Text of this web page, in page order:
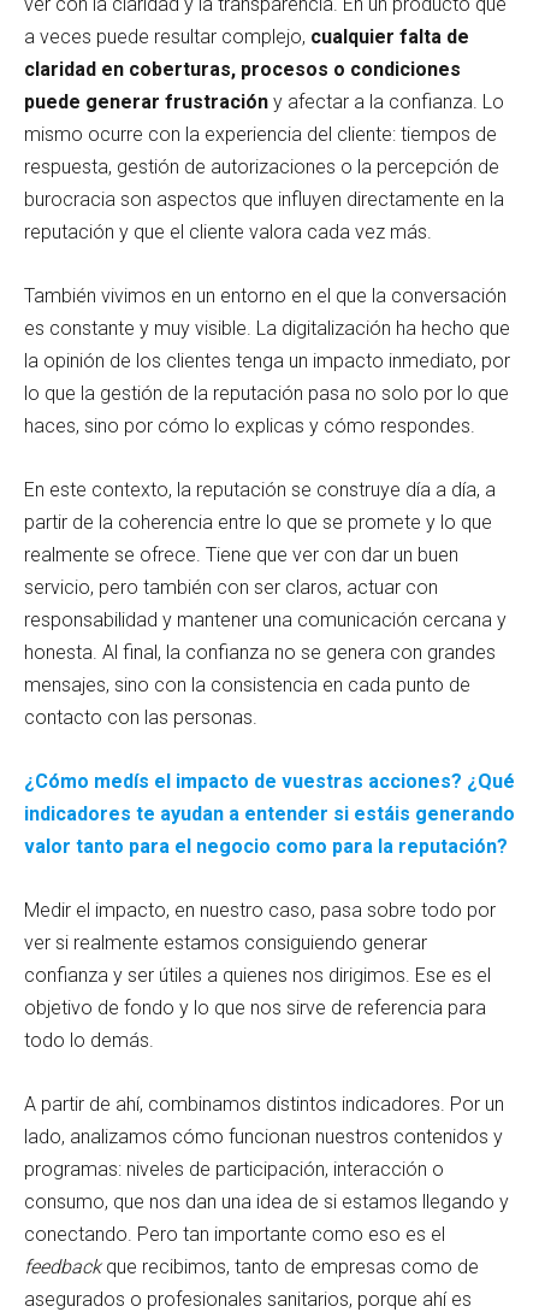
a veces puede resultar complejo, cualquier falta de
claridad en coberturas, procesos o condiciones
puede generar frustración y afectar a la confianza. Lo
mismo ocurre con la experiencia del cliente: tiempos de
respuesta, gestión de autorizaciones o la percepción de
burocracia son aspectos que influyen directamente en la
reputación y que el cliente valora cada vez más.
También vivimos en un entorno en el que la conversación
es constante y muy visible. La digitalización ha hecho que
la opinión de los clientes tenga un impacto inmediato, por
lo que la gestión de la reputación pasa no solo por lo que
haces, sino por cómo lo explicas y cómo respondes.
En este contexto, la reputación se construye día a día, a
partir de la coherencia entre lo que se promete y lo que
realmente se ofrece. Tiene que ver con dar un buen
servicio, pero también con ser claros, actuar con
responsabilidad y mantener una comunicación cercana y
honesta. Al final, la confianza no se genera con grandes
mensajes, sino con la consistencia en cada punto de
contacto con las personas.
¿Cómo medís el impacto de vuestras acciones? ¿Qué
indicadores te ayudan a entender si estáis generando
valor tanto para el negocio como para la reputación?
Medir el impacto, en nuestro caso, pasa sobre todo por
ver si realmente estamos consiguiendo generar
confianza y ser útiles a quienes nos dirigimos. Ese es el
objetivo de fondo y lo que nos sirve de referencia para
todo lo demás.
A partir de ahí, combinamos distintos indicadores. Por un
lado, analizamos cómo funcionan nuestros contenidos y
programas: niveles de participación, interacción o
consumo, que nos dan una idea de si estamos llegando y
conectando. Pero tan importante como eso es el
feedbackque recibimos, tanto de empresas como de
asegurados o profesionales sanitarios, porque ahí es